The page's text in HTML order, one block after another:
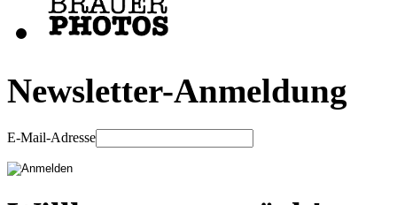
Newsletter-Anmeldung
E-Mail-Adresse